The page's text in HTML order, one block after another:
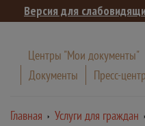
Версия для
Центры "Мои документы"
Документы
Пресс-центр
Главная Услуги для граждан